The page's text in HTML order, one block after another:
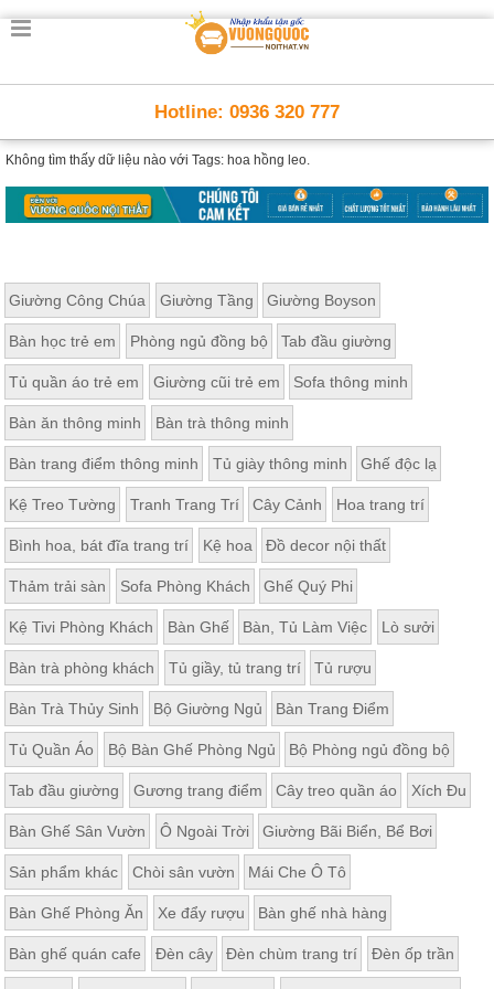
Hotline: 0936 320 777
Không tìm thấy dữ liệu nào với Tags: hoa hồng leo.
Giường Công Chúa Giường Tầng Giường Boyson
Bàn học trẻ em Phòng ngủ đồng bộ Tab đầu giường
Tủ quần áo trẻ em Giường cũi trẻ em Sofa thông minh
Bàn ăn thông minh Bàn trà thông minh
Bàn trang điểm thông minh Tủ giày thông minh Ghế độc lạ
Kệ Treo Tường Tranh Trang Trí Cây Cảnh Hoa trang trí
Bình hoa, bát đĩa trang trí Kệ hoa Đồ decor nội thất
Thảm trải sàn Sofa Phòng Khách Ghế Quý Phi
Kệ Tivi Phòng Khách Bàn Ghế Bàn, Tủ Làm Việc Lò sưởi
Bàn trà phòng khách Tủ giầy, tủ trang trí Tủ rượu
Bàn Trà Thủy Sinh Bộ Giường Ngủ Bàn Trang Điểm
Tủ Quần Áo Bộ Bàn Ghế Phòng Ngủ Bộ Phòng ngủ đồng bộ
Tab đầu giường Gương trang điểm Cây treo quần áo Xích Đu
Bàn Ghế Sân Vườn Ô Ngoài Trời Giường Bãi Biển, Bể Bơi
Sản phẩm khác Chòi sân vườn Mái Che Ô Tô
Bàn Ghế Phòng Ăn Xe đẩy rượu Bàn ghế nhà hàng
Bàn ghế quán cafe Đèn cây Đèn chùm trang trí Đèn ốp trần